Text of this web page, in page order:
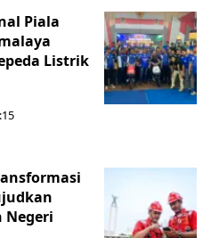
Piala
Listrik
Negeri